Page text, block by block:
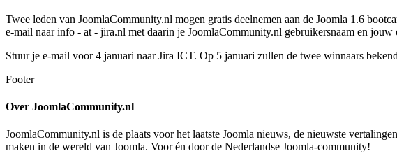
Twee leden van JoomlaCommunity.nl mogen gratis deelnemen aan de Joomla 1.6
e-mail naar info - at - jira.nl met daarin je JoomlaCommunity.nl gebruikersnaam en
Stuur je e-mail voor 4 januari naar Jira ICT. Op 5 januari zullen de twee winnaars
Footer
Over JoomlaCommunity.nl
JoomlaCommunity.nl is de plaats voor het laatste Joomla nieuws, de nieuwste
maken in de wereld van Joomla. Voor én door de Nederlandse Joomla-community!